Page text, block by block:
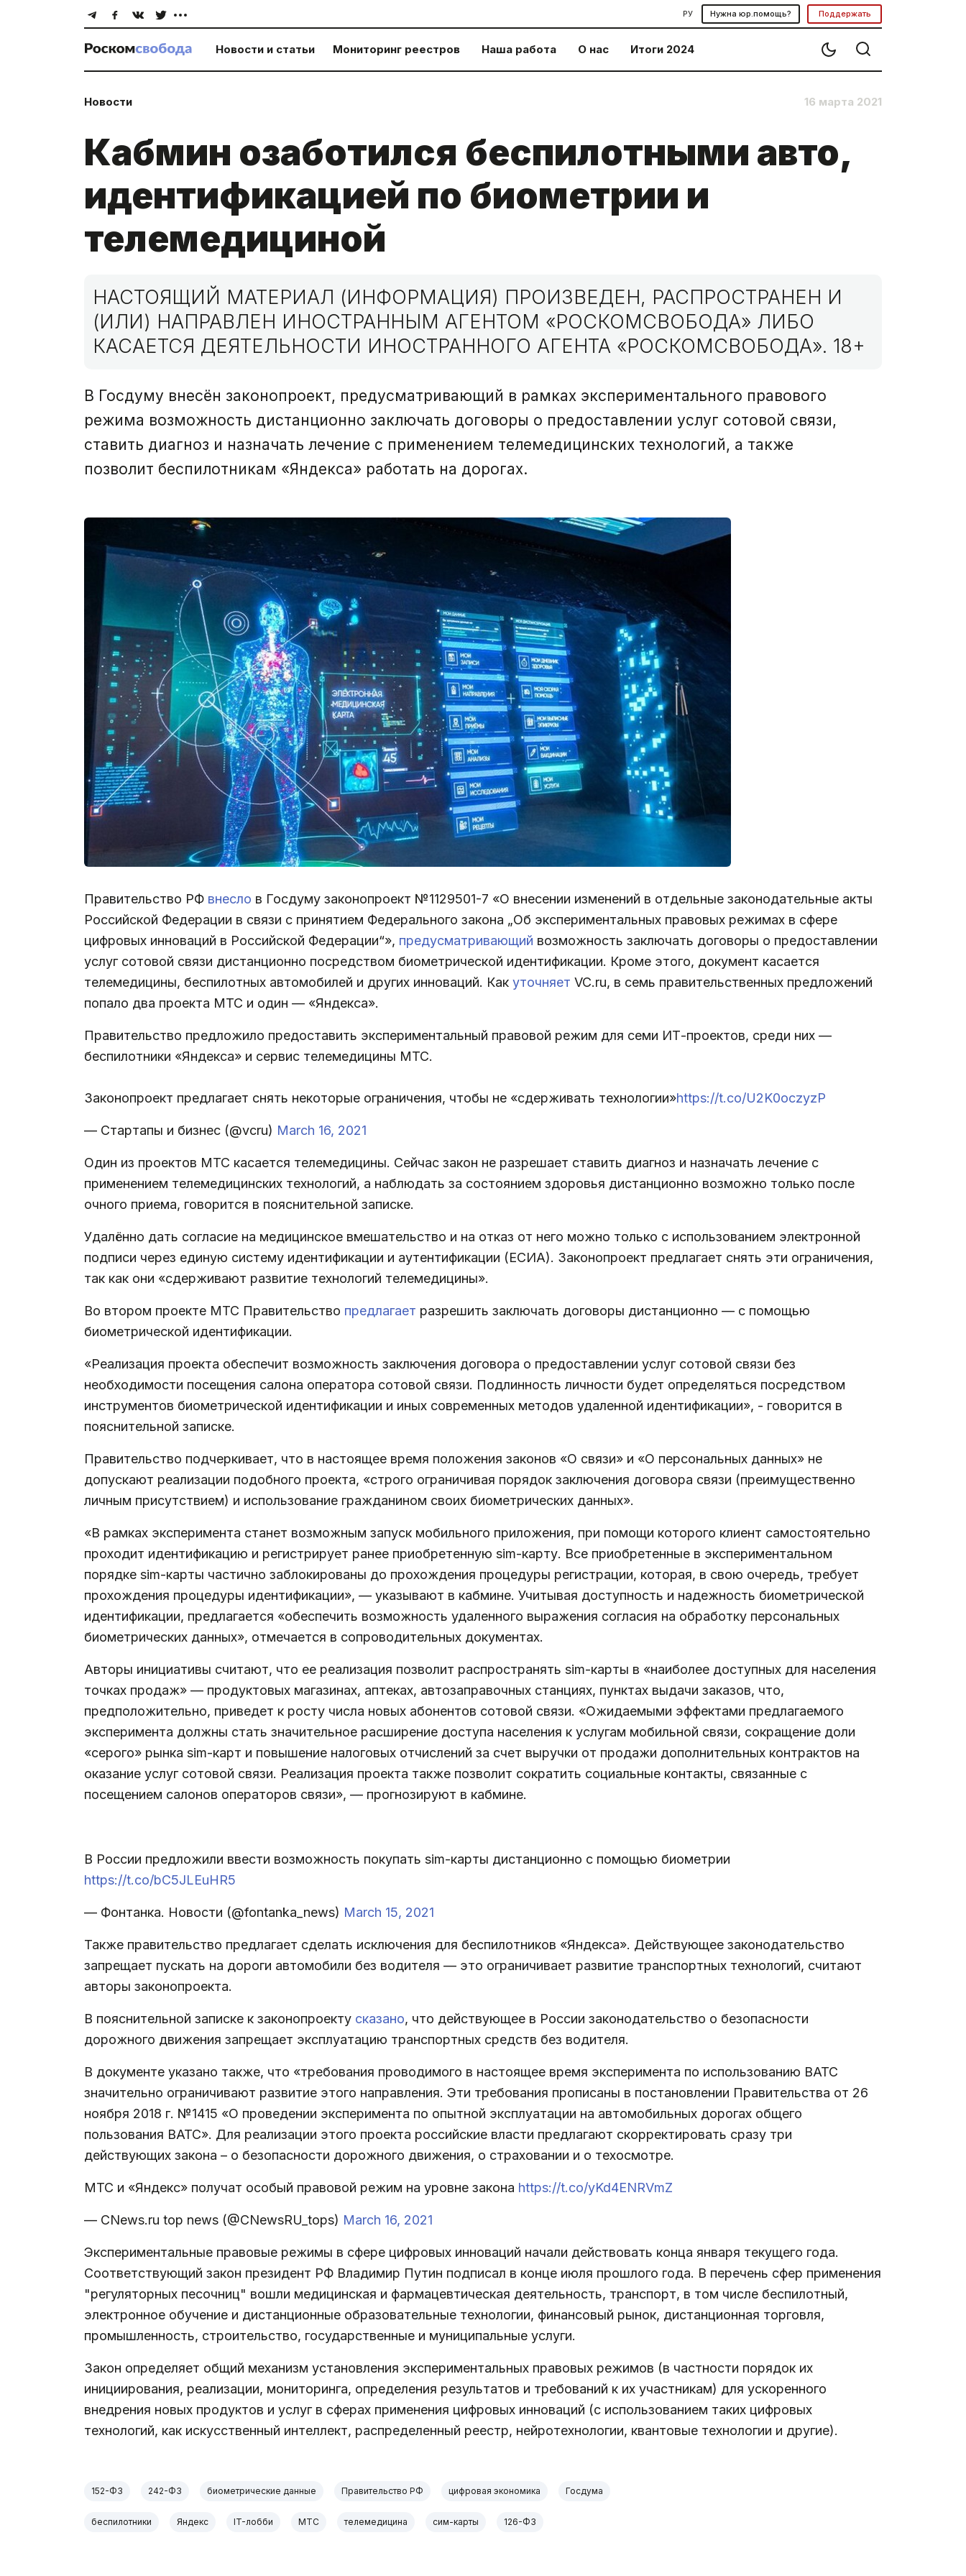
РУ Нужна юр.помощь? Поддержать
Новости и статьи Мониторинг реестров Наша работа О нас Итоги 2024
Новости 16 марта 2021
Кабмин озаботился беспилотными авто,
идентификацией по биометрии и
телемедициной
НАСТОЯЩИЙ МАТЕРИАЛ (ИНФОРМАЦИЯ) ПРОИЗВЕДЕН, РАСПРОСТРАНЕН И
(ИЛИ) НАПРАВЛЕН ИНОСТРАННЫМ АГЕНТОМ «РОСКОМСВОБОДА» ЛИБО
КАСАЕТСЯ ДЕЯТЕЛЬНОСТИ ИНОСТРАННОГО АГЕНТА «РОСКОМСВОБОДА». 18+
В Госдуму внесён законопроект, предусматривающий в рамках экспериментального правового
режима возможность дистанционно заключать договоры о предоставлении услуг сотовой связи,
ставить диагноз и назначать лечение с применением телемедицинских технологий, а также
позволит беспилотникам «Яндекса» работать на дорогах.
Правительство РФ внесло в Госдуму законопроект №1129501-7 «О внесении изменений в отдельные законодательные акты
Российской Федерации в связи с принятием Федерального закона „Об экспериментальных правовых режимах в сфере
цифровых инноваций в Российской Федерации“», предусматривающий возможность заключать договоры о предоставлении
услуг сотовой связи дистанционно посредством биометрической идентификации. Кроме этого, документ касается
телемедицины, беспилотных автомобилей и других инноваций. Как уточняет VC.ru, в семь правительственных предложений
попало два проекта МТС и один — «Яндекса».
Правительство предложило предоставить экспериментальный правовой режим для семи ИТ-проектов, среди них —
беспилотники «Яндекса» и сервис телемедицины МТС.
Законопроект предлагает снять некоторые ограничения, чтобы не «сдерживать технологии»https://t.co/U2K0oczyzP
— Стартапы и бизнес (@vcru) March 16, 2021
Один из проектов МТС касается телемедицины. Сейчас закон не разрешает ставить диагноз и назначать лечение с
применением телемедицинских технологий, а наблюдать за состоянием здоровья дистанционно возможно только после
очного приема, говорится в пояснительной записке.
Удалённо дать согласие на медицинское вмешательство и на отказ от него можно только с использованием электронной
подписи через единую систему идентификации и аутентификации (ЕСИА). Законопроект предлагает снять эти ограничения,
так как они «сдерживают развитие технологий телемедицины».
Во втором проекте МТС Правительство предлагает разрешить заключать договоры дистанционно — с помощью
биометрической идентификации.
«Реализация проекта обеспечит возможность заключения договора о предоставлении услуг сотовой связи без
необходимости посещения салона оператора сотовой связи. Подлинность личности будет определяться посредством
инструментов биометрической идентификации и иных современных методов удаленной идентификации», - говорится в
пояснительной записке.
Правительство подчеркивает, что в настоящее время положения законов «О связи» и «О персональных данных» не
допускают реализации подобного проекта, «строго ограничивая порядок заключения договора связи (преимущественно
личным присутствием) и использование гражданином своих биометрических данных».
«В рамках эксперимента станет возможным запуск мобильного приложения, при помощи которого клиент самостоятельно
проходит идентификацию и регистрирует ранее приобретенную sim-карту. Все приобретенные в экспериментальном
порядке sim-карты частично заблокированы до прохождения процедуры регистрации, которая, в свою очередь, требует
прохождения процедуры идентификации», — указывают в кабмине. Учитывая доступность и надежность биометрической
идентификации, предлагается «обеспечить возможность удаленного выражения согласия на обработку персональных
биометрических данных», отмечается в сопроводительных документах.
Авторы инициативы считают, что ее реализация позволит распространять sim-карты в «наиболее доступных для населения
точках продаж» — продуктовых магазинах, аптеках, автозаправочных станциях, пунктах выдачи заказов, что,
предположительно, приведет к росту числа новых абонентов сотовой связи. «Ожидаемыми эффектами предлагаемого
эксперимента должны стать значительное расширение доступа населения к услугам мобильной связи, сокращение доли
«серого» рынка sim-карт и повышение налоговых отчислений за счет выручки от продажи дополнительных контрактов на
оказание услуг сотовой связи. Реализация проекта также позволит сократить социальные контакты, связанные с
посещением салонов операторов связи», — прогнозируют в кабмине.
В России предложили ввести возможность покупать sim-карты дистанционно с помощью биометрии
https://t.co/bC5JLEuHR5
— Фонтанка. Новости (@fontanka_news) March 15, 2021
Также правительство предлагает сделать исключения для беспилотников «Яндекса». Действующее законодательство
запрещает пускать на дороги автомобили без водителя — это ограничивает развитие транспортных технологий, считают
авторы законопроекта.
В пояснительной записке к законопроекту сказано, что действующее в России законодательство о безопасности
дорожного движения запрещает эксплуатацию транспортных средств без водителя.
В документе указано также, что «требования проводимого в настоящее время эксперимента по использованию ВАТС
значительно ограничивают развитие этого направления. Эти требования прописаны в постановлении Правительства от 26
ноября 2018 г. №1415 «О проведении эксперимента по опытной эксплуатации на автомобильных дорогах общего
пользования ВАТС». Для реализации этого проекта российские власти предлагают скорректировать сразу три
действующих закона – о безопасности дорожного движения, о страховании и о техосмотре.
МТС и «Яндекс» получат особый правовой режим на уровне закона https://t.co/yKd4ENRVmZ
— CNews.ru top news (@CNewsRU_tops) March 16, 2021
Экспериментальные правовые режимы в сфере цифровых инноваций начали действовать конца января текущего года.
Соответствующий закон президент РФ Владимир Путин подписал в конце июля прошлого года. В перечень сфер применения
"регуляторных песочниц" вошли медицинская и фармацевтическая деятельность, транспорт, в том числе беспилотный,
электронное обучение и дистанционные образовательные технологии, финансовый рынок, дистанционная торговля,
промышленность, строительство, государственные и муниципальные услуги.
Закон определяет общий механизм установления экспериментальных правовых режимов (в частности порядок их
инициирования, реализации, мониторинга, определения результатов и требований к их участникам) для ускоренного
внедрения новых продуктов и услуг в сферах применения цифровых инноваций (с использованием таких цифровых
технологий, как искусственный интеллект, распределенный реестр, нейротехнологии, квантовые технологии и другие).
152-ФЗ 242-ФЗ биометрические данные Правительство РФ цифровая экономика Госдума
беспилотники Яндекс IT-лобби МТС телемедицина сим-карты 126-ФЗ